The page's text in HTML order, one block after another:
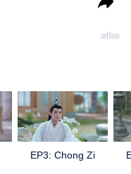
अधिक
EP3: Chong Zi